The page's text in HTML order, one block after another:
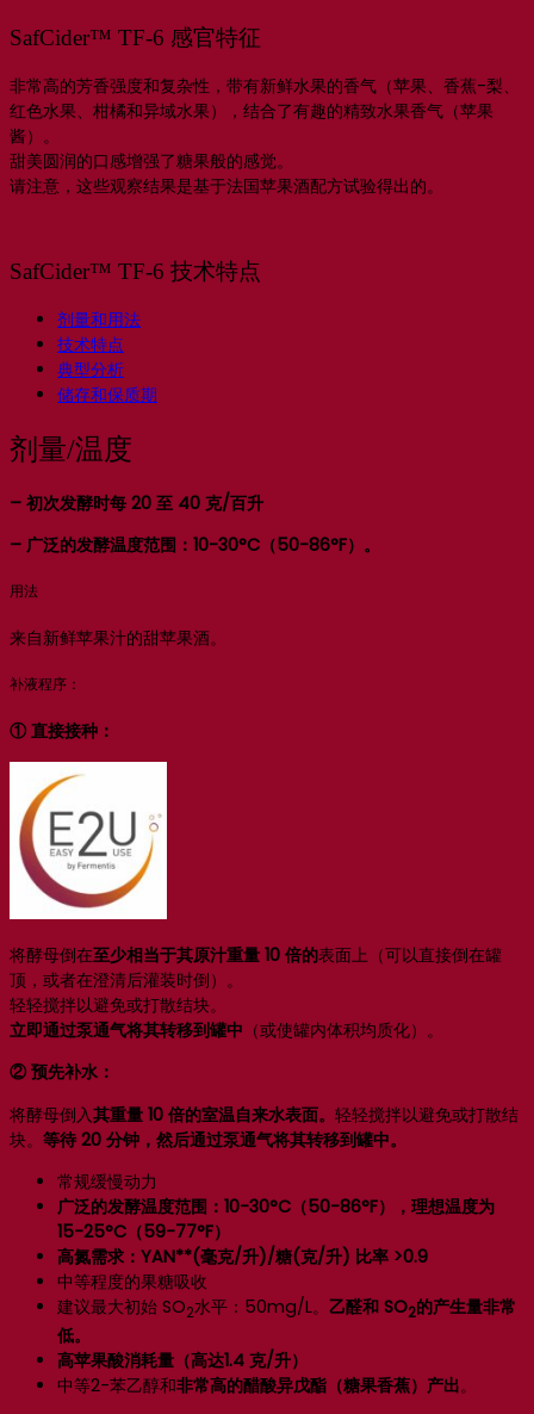
SafCider™ TF-6 感官特征
非常高的芳香强度和复杂性，带有新鲜水果的香气（苹果、香蕉-梨、
红色水果、柑橘和异域水果），结合了有趣的精致水果香气（苹果
酱）。
甜美圆润的口感增强了糖果般的感觉。
请注意，这些观察结果是基于法国苹果酒配方试验得出的。
SafCider™ TF-6 技术特点
剂量和用法
技术特点
典型分析
储存和保质期
剂量/温度
– 初次发酵时每 20 至 40 克/百升
– 广泛的发酵温度范围：10-30°C（50-86°F）。
用法
来自新鲜苹果汁的甜苹果酒。
补液程序：
① 直接接种：
将酵母倒在至少相当于其原汁重量 10 倍的表面上（可以直接倒在罐
顶，或者在澄清后灌装时倒）。
轻轻搅拌以避免或打散结块。
立即通过泵通气将其转移到罐中 （或使罐内体积均质化）。
② 预先补水：
将酵母倒入其重量 10 倍的室温自来水表面。 轻轻搅拌以避免或打散结
块。 等待 20 分钟，然后通过泵通气将其转移到罐中。
常规缓慢动力
广泛的发酵温度范围：10-30°C（50-86°F），理想温度为
15-25°C（59-77°F）
高氮需求：YAN**(毫克/升)/糖(克/升) 比率 >0.9
中等程度的果糖吸收
建议最大初始 SO2水平：50mg/L。 乙醛和 SO2的产生量非常
低。
高苹果酸消耗量（高达1.4 克/升）
中等2-苯乙醇和非常高的醋酸异戊酯（糖果香蕉）产出。